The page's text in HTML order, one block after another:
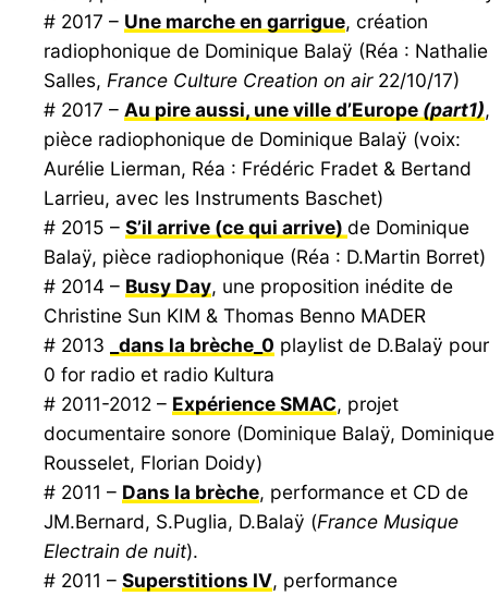
# 2017 – Une marche en garrigue, création
radiophonique de Dominique Balaÿ (Réa : Nathalie
Salles, France Culture Creation on air22/10/17)
# 2017 – Au pire aussi, une ville d’Europe (part1),
pièce radiophonique de Dominique Balaÿ (voix:
Aurélie Lierman, Réa : Frédéric Fradet & Bertand
Larrieu, avec les Instruments Baschet)
# 2015 – S’il arrive (ce qui arrive) de Dominique
Balaÿ, pièce radiophonique (Réa : D.Martin Borret)
# 2014 – Busy Day, une proposition inédite de
Christine Sun KIM & Thomas Benno MADER
# 2013
_dans la brèche_0 playlist de D.Balaÿ pour
0 for radio et radio Kultura
# 2011-2012 – Expérience SMAC, projet
documentaire sonore (Dominique Balaÿ, Dominique
Rousselet, Florian Doidy)
# 2011 – Dans la brèche, performance et CD de
JM.Bernard, S.Puglia, D.Balaÿ (France Musique
Electrain de nuit).
# 2011 – Superstitions IV, performance